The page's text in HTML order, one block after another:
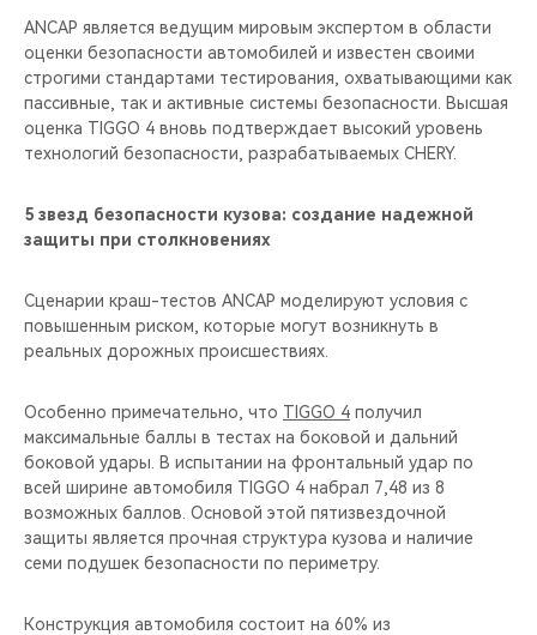
ANCAP является ведущим мировым экспертом в области
оценки безопасности автомобилей и известен своими
строгими стандартами тестирования, охватывающими как
пассивные, так и активные системы безопасности. Высшая
оценка TIGGO 4 вновь подтверждает высокий уровень
технологий безопасности, разрабатываемых CHERY.
5 звезд безопасности кузова: создание надежной
защиты при столкновениях
Сценарии краш-тестов ANCAP моделируют условия с
повышенным риском, которые могут возникнуть в
реальных дорожных происшествиях.
Особенно примечательно, что TIGGO 4 получил
максимальные баллы в тестах на боковой и дальний
боковой удары. В испытании на фронтальный удар по
всей ширине автомобиля TIGGO 4 набрал 7,48 из 8
возможных баллов. Основой этой пятизвездочной
защиты является прочная структура кузова и наличие
семи подушек безопасности по периметру.
Конструкция автомобиля состоит на 60% из